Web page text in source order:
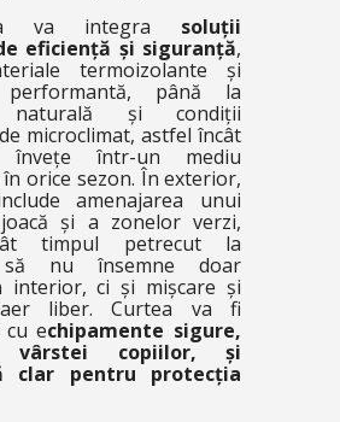
va integra soluții
eficiență și siguranță,
termoizolante și
performantă, până la
naturală și condiții
microclimat, astfel încât
într-un mediu
orice sezon. În exterior,
amenajarea unui
și a zonelor verzi,
timpul petrecut la
să nu însemne doar
interior, ci și mișcare și
liber. Curtea va fi
cu echipamente sigure,
vârstei copiilor, și
clar pentru protecția